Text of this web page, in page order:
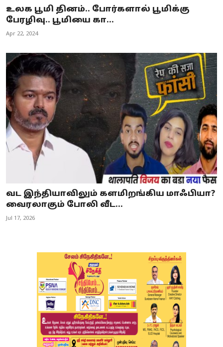
உலக பூமி தினம்.. போர்களால் பூமிக்கு
பேரழிவு.. பூமியை கா...
Apr 22, 2024
வட இந்தியாவிலும் களமிறங்கிய மாஃபியா?
வைரலாகும் போலி வீட...
Jul 17, 2026